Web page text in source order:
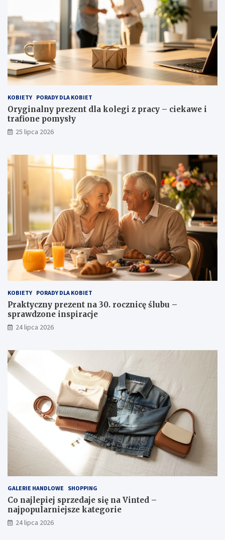
KOBIETY PORADY DLA KOBIET
Oryginalny prezent dla kolegi z pracy – ciekawe i
trafione pomysły
25 lipca 2026
KOBIETY PORADY DLA KOBIET
Praktyczny prezent na 30. rocznicę ślubu –
sprawdzone inspiracje
24 lipca 2026
GALERIE HANDLOWE SHOPPING
Co najlepiej sprzedaje się na Vinted –
najpopularniejsze kategorie
24 lipca 2026